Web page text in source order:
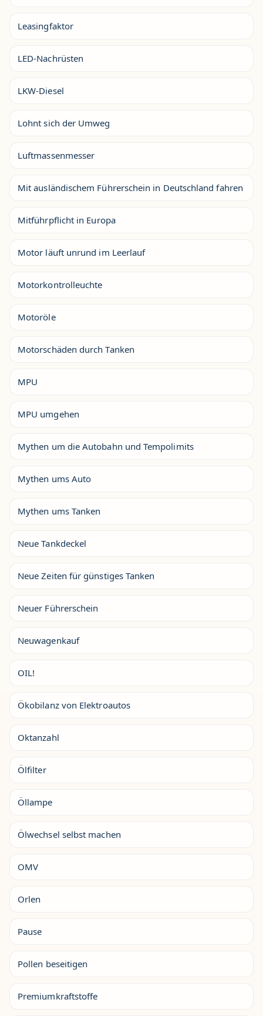
Leasingfaktor
LED-Nachrüsten
LKW-Diesel
Lohnt sich der Umweg
Luftmassenmesser
Mit ausländischem Führerschein in Deutschland fahren
Mitführpflicht in Europa
Motor läuft unrund im Leerlauf
Motorkontrolleuchte
Motoröle
Motorschäden durch Tanken
MPU
MPU umgehen
Mythen um die Autobahn und Tempolimits
Mythen ums Auto
Mythen ums Tanken
Neue Tankdeckel
Neue Zeiten für günstiges Tanken
Neuer Führerschein
Neuwagenkauf
OIL!
Ökobilanz von Elektroautos
Oktanzahl
Ölfilter
Öllampe
Ölwechsel selbst machen
OMV
Orlen
Pause
Pollen beseitigen
Premiumkraftstoffe